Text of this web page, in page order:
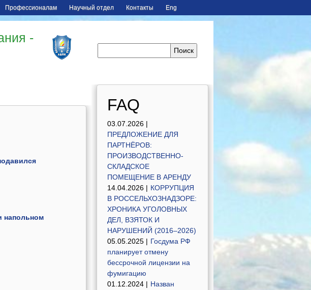
Профессионалам Научный отдел Контакты Eng
-
напольном
FAQ
03.07.2026 |
ПРЕДЛОЖЕНИЕ ДЛЯ
ПАРТНЁРОВ:
ПРОИЗВОДСТВЕННО-
СКЛАДСКОЕ
ПОМЕЩЕНИЕ В АРЕНДУ
14.04.2026 | КОРРУПЦИЯ
В РОССЕЛЬХОЗНАДЗОРЕ:
ХРОНИКА УГОЛОВНЫХ
ДЕЛ, ВЗЯТОК И
НАРУШЕНИЙ (2016–2026)
05.05.2025 | Госдума РФ
планирует отмену
бессрочной лицензии на
фумигацию
01.12.2024 | Назван